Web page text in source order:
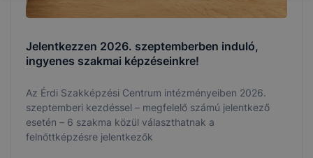
Jelentkezzen 2026. szeptemberben induló,
ingyenes szakmai képzéseinkre!
Az Érdi Szakképzési Centrum intézményeiben 2026.
szeptemberi kezdéssel – megfelelő számú jelentkező
esetén – 6 szakma közül választhatnak a
felnőttképzésre jelentkezők